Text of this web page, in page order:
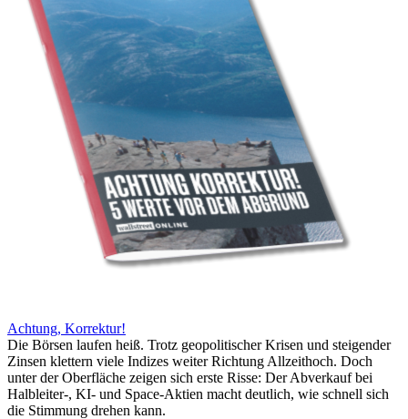
Achtung, Korrektur!
Die Börsen laufen heiß. Trotz geopolitischer Krisen und steigender
Zinsen klettern viele Indizes weiter Richtung Allzeithoch. Doch
unter der Oberfläche zeigen sich erste Risse: Der Abverkauf bei
Halbleiter-, KI- und Space-Aktien macht deutlich, wie schnell sich
die Stimmung drehen kann.